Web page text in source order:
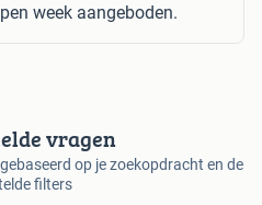
week aangeboden.
vragen
op je zoekopdracht en de
filters